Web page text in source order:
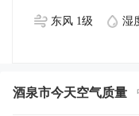
东风 1级 湿
酒泉市今天空气质量